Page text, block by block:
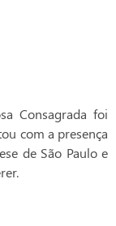
Consagrada foi
com a presença
de São Paulo e